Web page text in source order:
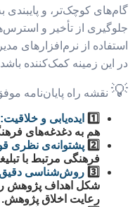
گام‌های کوچک‌تر، و پایبندی
جلوگیری از تأخیر و
استفاده از نرم‌افزارهای
در این زمینه کمک‌کننده
💡 نقشه راه پایان‌نامه
1️⃣ ایده‌یابی و خلاقیت:
هم به دغدغه‌های
2️⃣ پشتوانه‌ی نظری
فرهنگی مرتبط با
3️⃣ روش‌شناسی
شکل اهداف پژوهش
رعایت اخلاق پژوهش.